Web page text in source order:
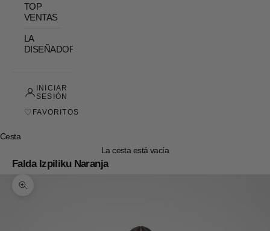
TOP
VENTAS
LA
DISEÑADORA
INICIAR
SESIÓN
♡ FAVORITOS
Cesta
La cesta está vacía
Falda Izpiliku Naranja
Zoom